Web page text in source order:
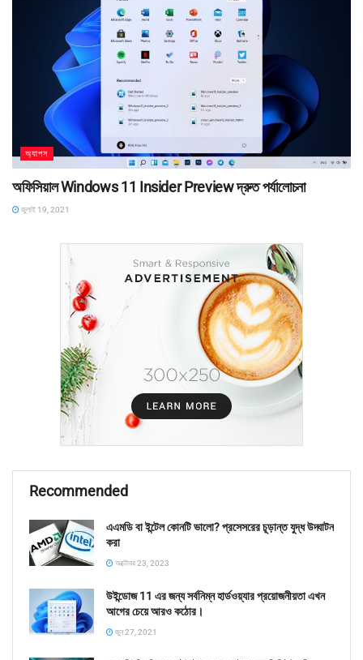
অ্যাপস
অফিসিয়াল Windows 11 Insider Preview দ্রুত পর্যালোচনা
জুলাই 19, 2021
Recommended
এএমডি বা ইন্টেল কোনটি ভালো? প্রসেসরের চূড়ান্ত যুদ্ধ উদ্ঘাটন
করা
অক্টোবর 23, 2023
উইন্ডোজ 11 এর জন্য সর্বনিম্ন হার্ডওয়্যার প্রয়োজনীয়তা এখন
আগের চেয়ে আরও কঠোর।
জুন 27, 2021